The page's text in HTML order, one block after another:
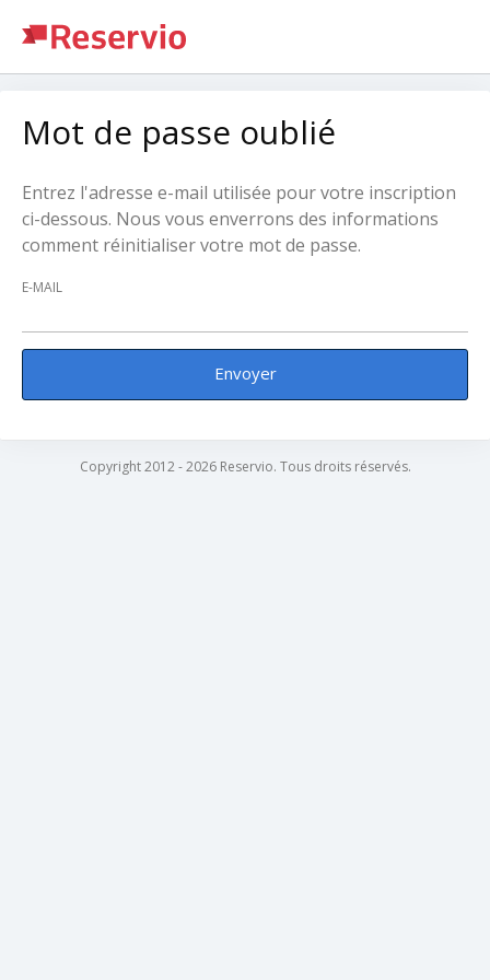
Mot de passe oublié
Entrez l'adresse e-mail utilisée pour votre inscription
ci-dessous. Nous vous enverrons des informations
comment réinitialiser votre mot de passe.
E-MAIL
Envoyer
Copyright 2012 - 2026 Reservio. Tous droits réservés.